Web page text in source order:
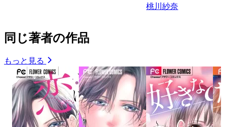
桃川紗奈
同じ著者の作品
もっと見る